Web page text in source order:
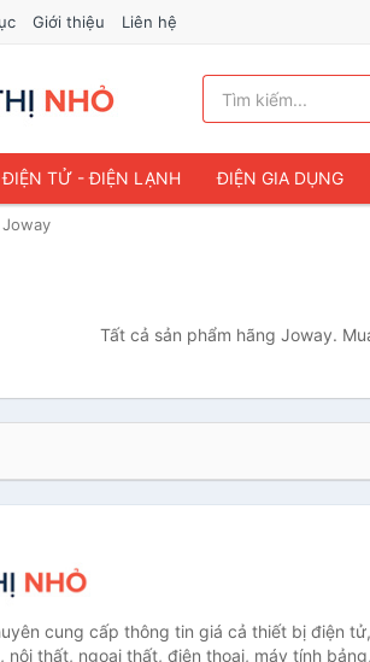
Giới thiệu Liên hệ
ĐIỆN TỬ - ĐIỆN LẠNH ĐIỆN GIA DỤNG
Joway
Tất cả sản phẩm hãng Joway.
cung cấp thông tin giá cả thiết bị điện
nội thất, ngoại thất, điện thoại, máy tính